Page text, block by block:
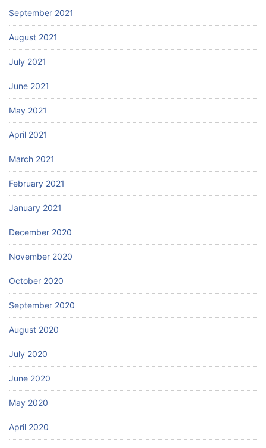
September 2021
August 2021
July 2021
June 2021
May 2021
April 2021
March 2021
February 2021
January 2021
December 2020
November 2020
October 2020
September 2020
August 2020
July 2020
June 2020
May 2020
April 2020